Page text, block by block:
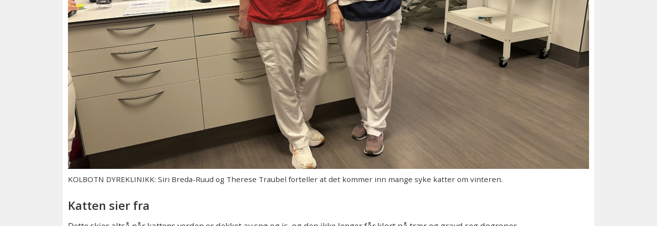
KOLBOTN DYREKLINIKK: Siri Breda-Ruud og Therese Traubel forteller at det kommer inn mange syke katter om vinteren.
Katten sier fra